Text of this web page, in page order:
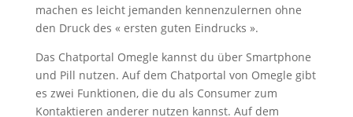
machen es leicht jemanden kennenzulernen ohne
den Druck des « ersten guten Eindrucks ».
Das Chatportal Omegle kannst du über Smartphone
und Pill nutzen. Auf dem Chatportal von Omegle gibt
es zwei Funktionen, die du als Consumer zum
Kontaktieren anderer nutzen kannst. Auf dem